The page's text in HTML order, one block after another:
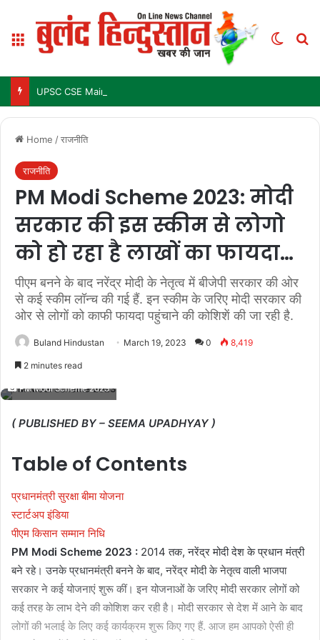
Menu
Home /राजनीति
राजनीति
PM Modi Scheme 2023: मोदी
सरकार की इस स्कीम से लोगो
को हो रहा है लाखों का फायदा…
पीएम बनने के बाद नरेंद्र मोदी के नेतृत्व में बीजेपी सरकार की ओर
से कई स्कीम लॉन्च की गई हैं. इन स्कीम के जरिए मोदी सरकार की
ओर से लोगों को काफी फायदा पहुंचाने की कोशिशें की जा रही है.
Buland Hindustan March 19, 2023 0 8,419
2 minutes read
PM Modi Scheme 2023
( PUBLISHED BY – SEEMA UPADHYAY )
Table of Contents
प्रधानमंत्री सुरक्षा बीमा योजना
स्टार्टअप इंडिया
पीएम किसान सम्मान निधि
PM Modi Scheme 2023 : 2014 तक, नरेंद्र मोदी देश के प्रधान मंत्री
बने रहे। उनके प्रधानमंत्री बनने के बाद, नरेंद्र मोदी के नेतृत्व वाली भाजपा
सरकार ने कई योजनाएं शुरू कीं। इन योजनाओं के जरिए मोदी सरकार लोगों को
कई तरह के लाभ देने की कोशिश कर रही है। मोदी सरकार से देश में आने के बाद
लोगों की भलाई के लिए कई कार्यक्रम शुरू किए गए हैं. आज हम आपको ऐसी ही